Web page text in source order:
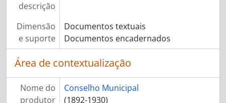
descrição
Dimensão
e suporte
Documentos textuais
Documentos encadernados
Área de contextualização
Nome do
produtor
Conselho Municipal
(1892-1930)